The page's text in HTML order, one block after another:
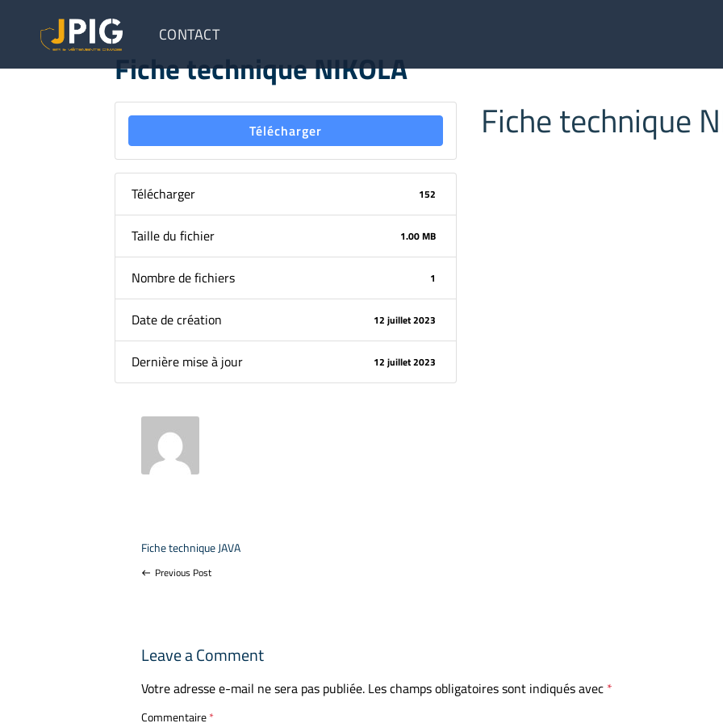
CONTACT
Fiche technique NIKOLA
Télécharger
Télécharger 152
Taille du fichier 1.00 MB
Nombre de fichiers 1
Date de création 12 juillet 2023
Dernière mise à jour 12 juillet 2023
Fiche technique
Fiche technique JAVA
west Previous Post
Leave a Comment
Votre adresse e-mail ne sera pas publiée. Les champs obligatoires sont indiqués avec *
Commentaire*